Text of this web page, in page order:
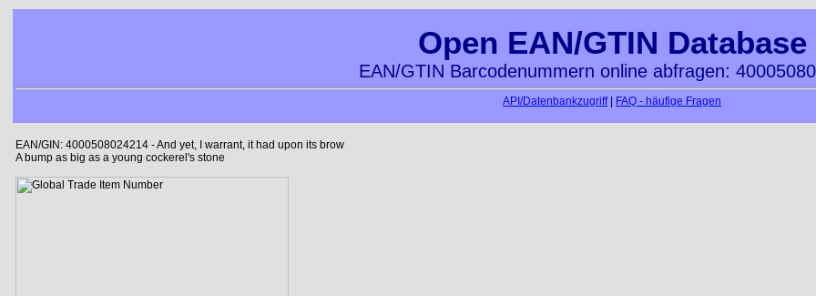
Open EAN/GTIN Database
EAN/GTIN Barcodenummern online abfragen:
API/Datenbankzugriff| FAQ - häufige Fragen
EAN/GIN: 4000508024214 - And yet, I warrant, it had upon its brow
A bump as big as a young cockerel's stone